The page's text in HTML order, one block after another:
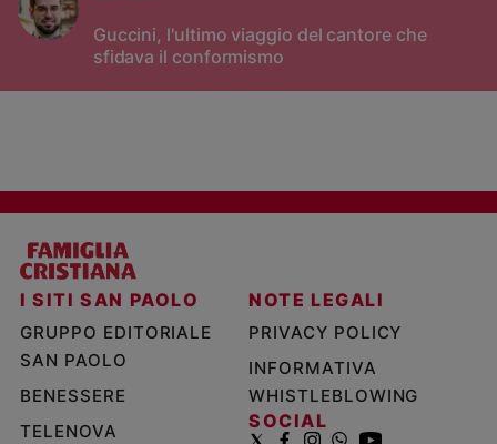
Guccini, l'ultimo viaggio del cantore che
sfidava il conformismo
I SITI SAN PAOLO
GRUPPO EDITORIALE
SAN PAOLO
BENESSERE
TELENOVA
NOTE LEGALI
PRIVACY POLICY
INFORMATIVA
WHISTLEBLOWING
SOCIAL